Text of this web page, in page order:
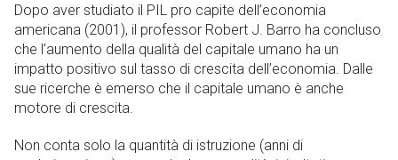
Dopo aver studiato il PIL pro capite dell’economia
americana (2001), il professor Robert J. Barro ha concluso
che l’aumento della qualità del capitale umano ha un
impatto positivo sul tasso di crescita dell’economia. Dalle
sue ricerche è emerso che il capitale umano è anche
motore di crescita.
Non conta solo la quantità di istruzione (anni di